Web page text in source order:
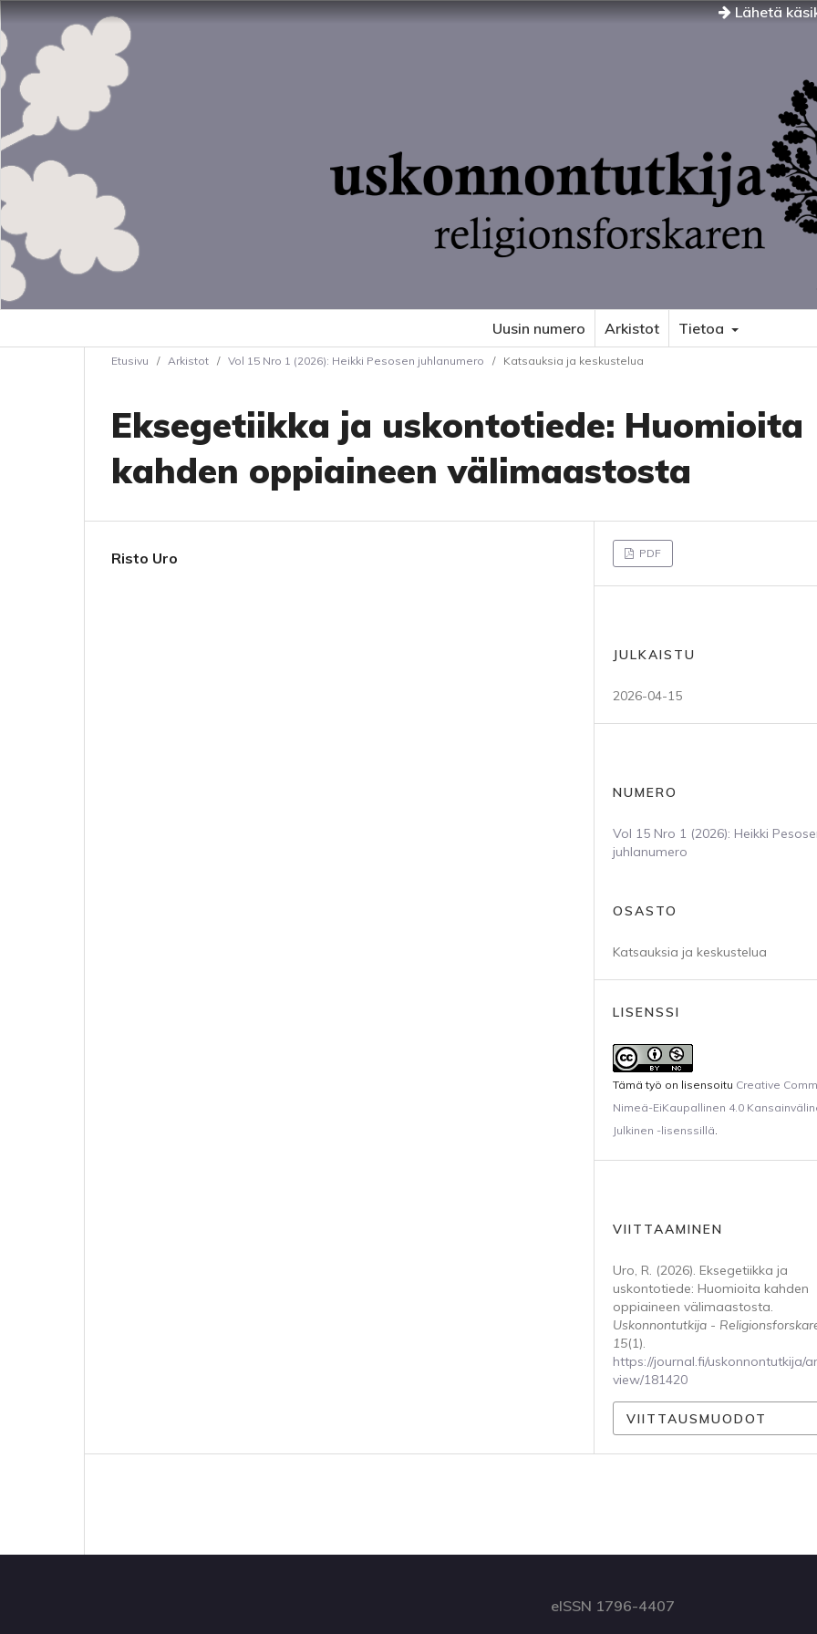
Lähetä
Uusin numero Arkistot Tietoa
Etusivu / Arkistot / Vol 15 Nro 1 (2026): Heikki Pesosen juhlanumero / Katsauksia ja keskustelua
Eksegetiikka ja uskontotiede: Huomioita
kahden oppiaineen välimaastosta
Risto Uro PDF
JULKAISTU
2026-04-15
NUMERO
Vol 15 Nro 1 (2026): Heikki
juhlanumero
OSASTO
Katsauksia ja keskustelua
LISENSSI
Tämä työ on lisensoitu Creative
Nimeä-EiKaupallinen 4.0
Julkinen -lisenssillä.
VIITTAAMINEN
Uro, R. (2026). Eksegetiikka ja
uskontotiede: Huomioita kahden
oppiaineen välimaastosta.
Uskonnontutkija -
15(1).
https://journal.fi/uskonnontutkija/
view/181420
VIITTAUSMUODOT
eISSN 1796-4407